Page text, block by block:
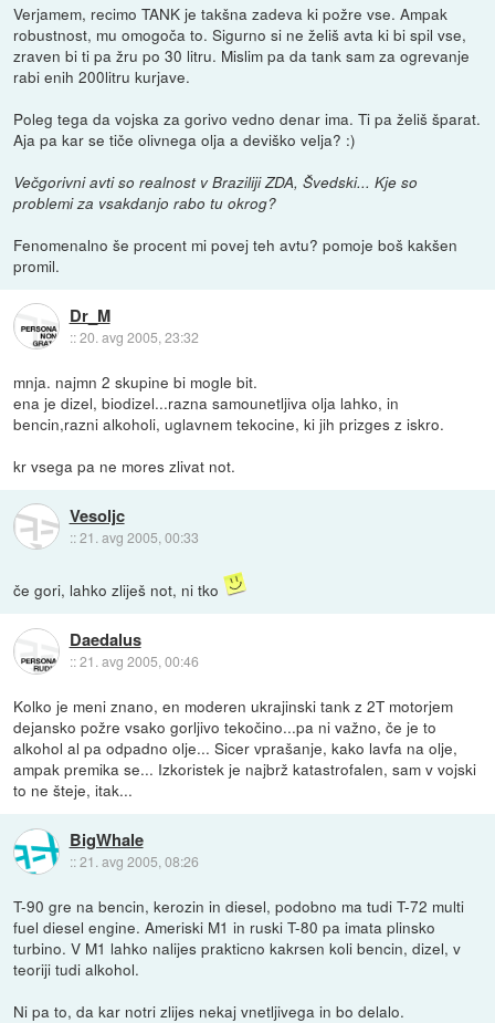
Verjamem, recimo TANK je takšna zadeva ki požre vse. Ampak
robustnost, mu omogoča to. Sigurno si ne želiš avta ki bi spil vse,
zraven bi ti pa žru po 30 litru. Mislim pa da tank sam za ogrevanje
rabi enih 200litru kurjave.
Poleg tega da vojska za gorivo vedno denar ima. Ti pa želiš šparat.
Aja pa kar se tiče olivnega olja a deviško velja? :)
Večgorivni avti so realnost v Braziliji ZDA, Švedski... Kje so
problemi za vsakdanjo rabo tu okrog?
Fenomenalno še procent mi povej teh avtu? pomoje boš kakšen
promil.
Dr_M
::20. avg 2005, 23:32
mnja. najmn 2 skupine bi mogle bit.
ena je dizel, biodizel...razna samounetljiva olja lahko, in
bencin,razni alkoholi, uglavnem tekocine, ki jih prizges z iskro.
kr vsega pa ne mores zlivat not.
Vesoljc
::21. avg 2005, 00:33
če gori, lahko zliješ not, ni tko
Daedalus
::21. avg 2005, 00:46
Kolko je meni znano, en moderen ukrajinski tank z 2T motorjem
dejansko požre vsako gorljivo tekočino...pa ni važno, če je to
alkohol al pa odpadno olje... Sicer vprašanje, kako lavfa na olje,
ampak premika se... Izkoristek je najbrž katastrofalen, sam v vojski
to ne šteje, itak...
BigWhale
::21. avg 2005, 08:26
T-90 gre na bencin, kerozin in diesel, podobno ma tudi T-72 multi
fuel diesel engine. Ameriski M1 in ruski T-80 pa imata plinsko
turbino. V M1 lahko nalijes prakticno kakrsen koli bencin, dizel, v
teoriji tudi alkohol.
Ni pa to, da kar notri zlijes nekaj vnetljivega in bo delalo.